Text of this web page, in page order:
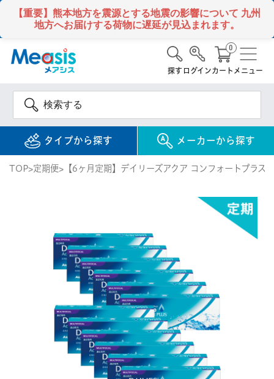
【重要】熊本地方を震源とする地震の影響について 九州
地方へお届けする荷物に遅延が見込まれます。
タイプから探す メーカーから探す
探す ログインカート
0
メニュー
2WEEK / 2週間 使い捨て
1MONTH / 1ヶ月 使い捨て
乱視用コンタクトレンズ
遠近両用コンタクトレンズ
カラーコンタクトレンズ
クーパービジョン ボシュロム
日本アルコン シード
検 索
INFORMATION
MYコンタクト（らくらく再購入）
はじめての方へ
TOP 定期便 【6ヶ月定期】デイリーズアクア コンフォートプラス